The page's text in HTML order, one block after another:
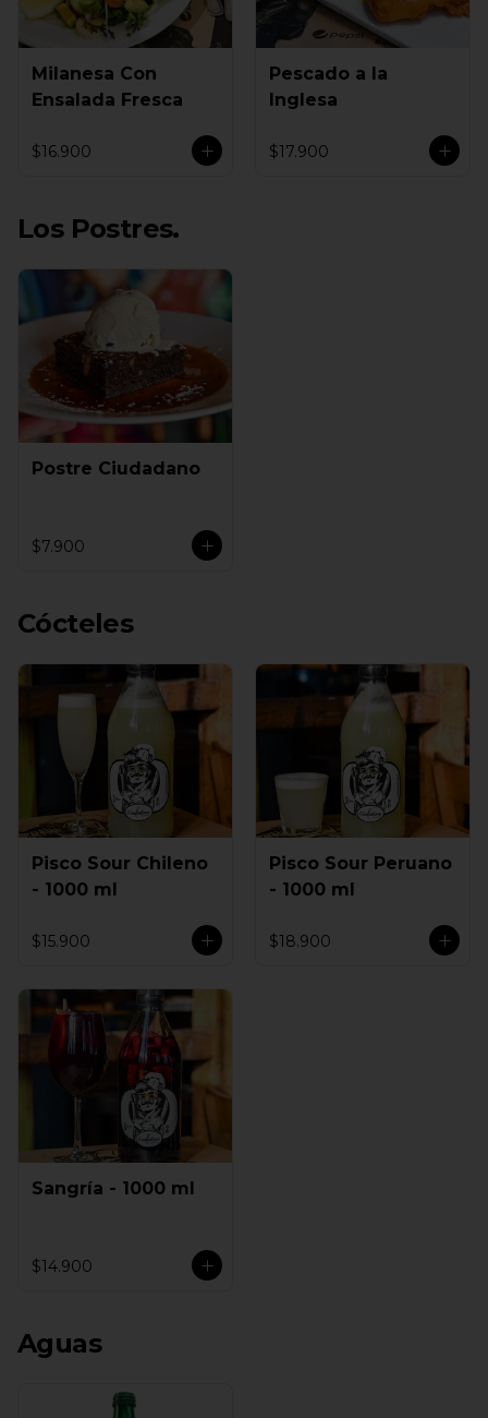
Milanesa Con
Ensalada Fresca
$16.900
Pescado a la
Inglesa
$17.900
Los Postres.
Postre Ciudadano
$7.900
Cócteles
Pisco Sour Chileno
- 1000 ml
$15.900
Pisco Sour Peruano
- 1000 ml
$18.900
Sangría - 1000 ml
$14.900
Aguas